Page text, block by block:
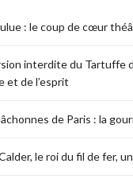
: le coup de cœur
interdite du Tartuffe
et de l’esprit
de Paris : la
le roi du fil de fer,